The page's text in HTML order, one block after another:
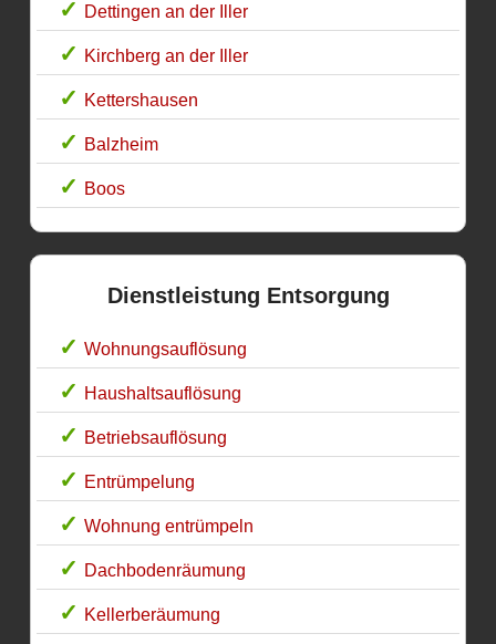
Dettingen an der Iller
Kirchberg an der Iller
Kettershausen
Balzheim
Boos
Dienstleistung Entsorgung
Wohnungsauflösung
Haushaltsauflösung
Betriebsauflösung
Entrümpelung
Wohnung entrümpeln
Dachbodenräumung
Kellerberäumung